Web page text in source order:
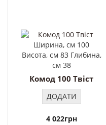
Ширина, см 100
Висота, см 83 Глибина,
см 38
Комод 100 Твіст
ДОДАТИ
4 022грн